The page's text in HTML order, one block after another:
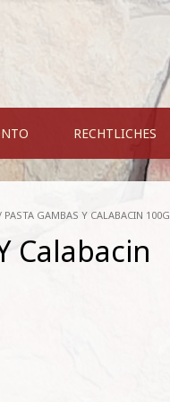
RECHTLICHES
PASTA GAMBAS Y CALABACIN 100G
Calabacin